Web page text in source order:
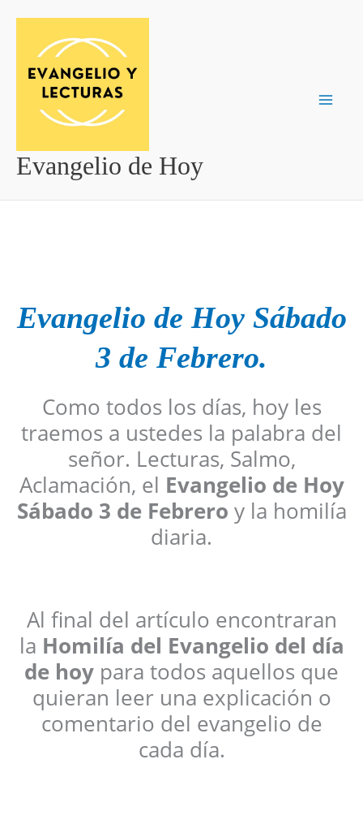
contenido
Evangelio de Hoy
Evangelio de Hoy Sábado
3 de Febrero.
Como todos los días, hoy les
traemos a ustedes la palabra del
señor. Lecturas, Salmo,
Aclamación, el Evangelio de Hoy
Sábado 3 de Febrero y la homilía
diaria.
Al final del artículo encontraran
la Homilía del Evangelio del día
de hoy para todos aquellos que
quieran leer una explicación o
comentario del evangelio de
cada día.